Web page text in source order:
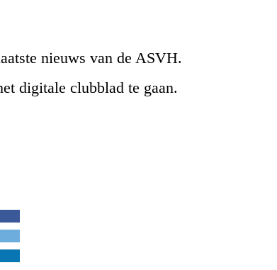
nieuws van de ASVH.
digitale clubblad te gaan.